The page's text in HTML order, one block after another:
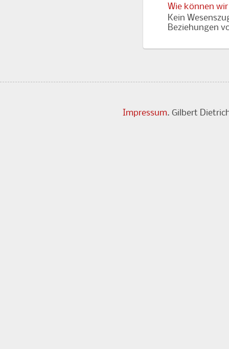
Wie können
Kein
Beziehungen
Impressum. Gilbert